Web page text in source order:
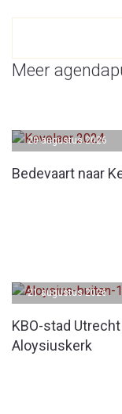
Meer
Bedevaart naar
20 augustus 2026
KBO-stad
Aloysiuskerk
21 augustus 2026